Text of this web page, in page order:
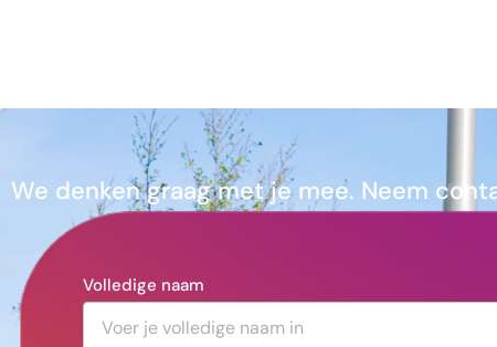
We denken graag met je mee. Neem
Volledige naam